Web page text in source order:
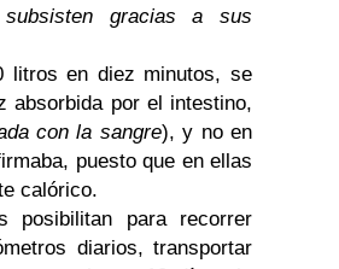
gracias a sus
litros en diez minutos, se
absorbida por el intestino,
con la sangre), y no en
puesto que en ellas
calórico.
posibilitan para recorrer
diarios, transportar